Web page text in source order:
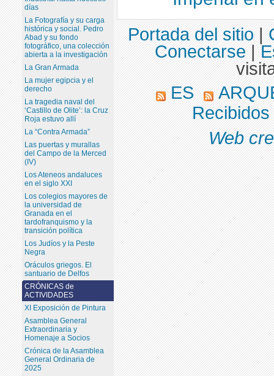
CRÓNICAS de
ACTIVIDADES
XI Exposición de Pintura
Asamblea General
Extraordinaria y
Homenaje a Socios
Crónica de la Asamblea
General Ordinaria de
2025
días
La Fotografía y su carga
histórica y social. Pedro
Abad y su fondo
fotográfico, una colección
abierta a la investigación
La Gran Armada
La mujer egipcia y el
derecho
La tragedia naval del
‘Castillo de Olite’: la Cruz
Roja estuvo allí
La “Contra Armada”
Las puertas y murallas
del Campo de la Merced
(IV)
Los Ateneos andaluces
en el siglo XXI
Los colegios mayores de
la universidad de
Granada en el
tardofranquismo y la
transición política
Los Judíos y la Peste
Negra
Oráculos griegos. El
santuario de Delfos
Portada del sitio|
Conectarse|
ES
Recibidos
Web